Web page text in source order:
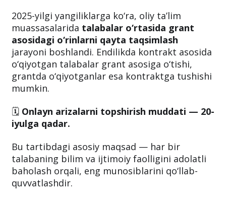
2025-yilgi yangiliklarga ko‘ra, oliy ta’lim
muassasalarida talabalar o‘rtasida grant
asosidagi o‘rinlarni qayta taqsimlash
jarayoni boshlandi. Endilikda kontrakt asosida
o‘qiyotgan talabalar grant asosiga o‘tishi,
grantda o‘qiyotganlar esa kontraktga tushishi
mumkin.
🗓 Onlayn arizalarni topshirish muddati — 20-
iyulga qadar.
Bu tartibdagi asosiy maqsad — har bir
talabaning bilim va ijtimoiy faolligini adolatli
baholash orqali, eng munosiblarini qo‘llab-
quvvatlashdir.